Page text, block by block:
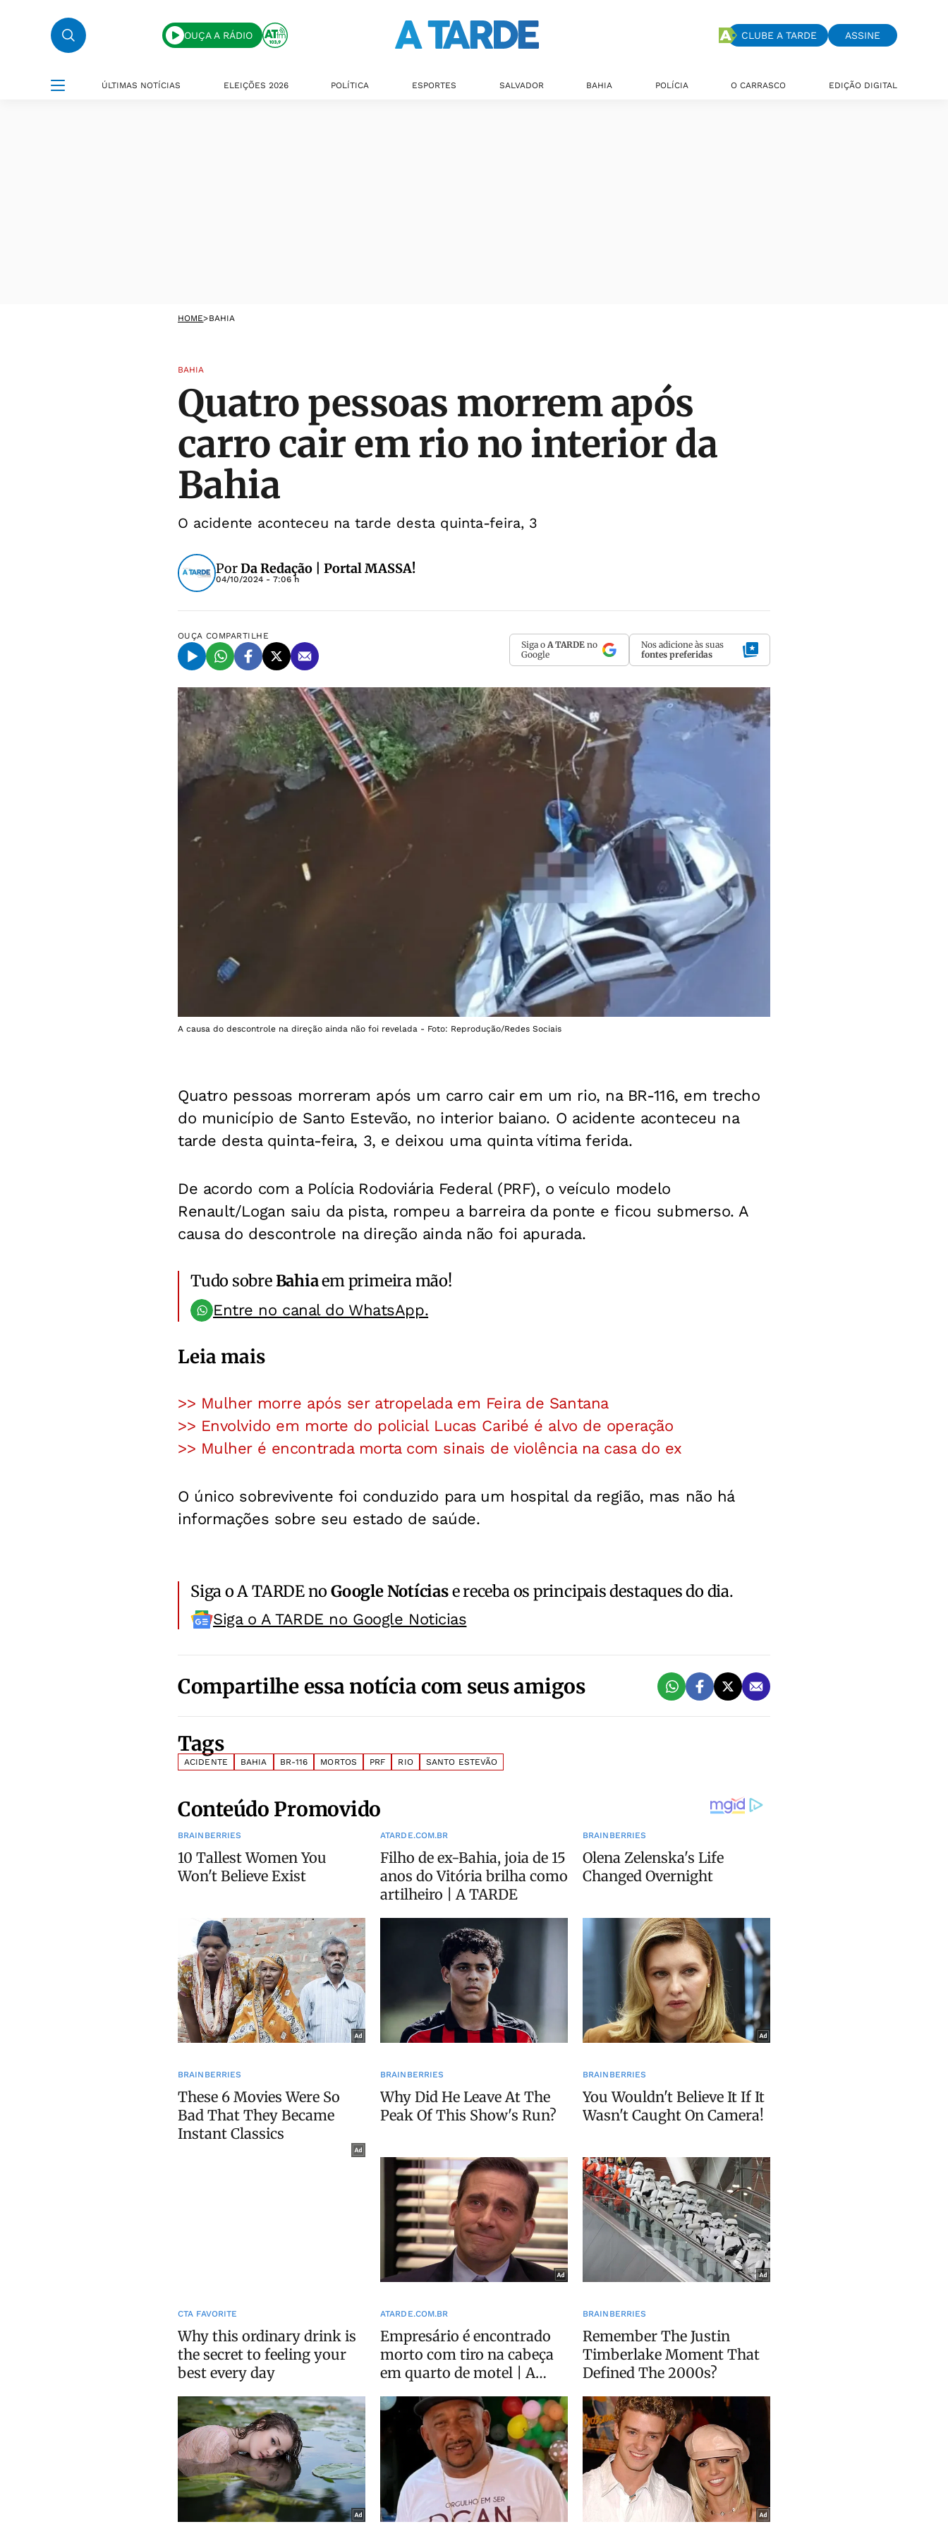
OUÇA A RÁDIO CLUBE A TARDE ASSINE
ÚLTIMAS NOTÍCIAS ELEIÇÕES 2026 POLÍTICA ESPORTES SALVADOR BAHIA POLÍCIA O CARRASCO EDIÇÃO DIGITAL
HOME>BAHIA
BAHIA
Quatro pessoas morrem após
carro cair em rio no interior da
Bahia
O acidente aconteceu na tarde desta quinta-feira, 3
PorDa Redação | Portal MASSA!
04/10/2024 - 7:06 h
OUÇA COMPARTILHE
Siga o A TARDE no
Google
Nos adicione às suas
fontes preferidas
A causa do descontrole na direção ainda não foi revelada - Foto: Reprodução/Redes Sociais
Quatro pessoas morreram após um carro cair em um rio, na BR-116, em trecho
do município de Santo Estevão, no interior baiano. O acidente aconteceu na
tarde desta quinta-feira, 3, e deixou uma quinta vítima ferida.
De acordo com a Polícia Rodoviária Federal (PRF), o veículo modelo
Renault/Logan saiu da pista, rompeu a barreira da ponte e ficou submerso. A
causa do descontrole na direção ainda não foi apurada.
Tudo sobreBahiaem primeira mão!
Entre no canal do WhatsApp.
Leia mais
>> Mulher morre após ser atropelada em Feira de Santana
>> Envolvido em morte do policial Lucas Caribé é alvo de operação
>> Mulher é encontrada morta com sinais de violência na casa do ex
O único sobrevivente foi conduzido para um hospital da região, mas não há
informações sobre seu estado de saúde.
Siga o A TARDE noGoogle Notíciase receba os principais destaques do dia.
Siga o A TARDE no Google Noticias
Compartilhe essa notícia com seus amigos
Tags
ACIDENTE BAHIA BR-116 MORTOS PRF RIO SANTO ESTEVÃO